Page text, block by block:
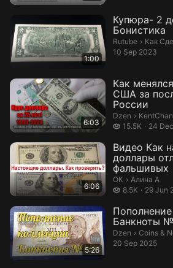
1:00
Купюра- 2
Бонистика
Rutube › Как
Как
10 Sep 2023
6:03
Как
США за
России
Dzen ›
15.5K
15.5 thousand
24
6:06
Видео Как
доллары
фальшивых
ОК › Алина А.
Алина А
8.5K
8.5 thousand29 Jun
5:26
Банкноты
Dzen › Coins &
Coins &
20 Sep 2025